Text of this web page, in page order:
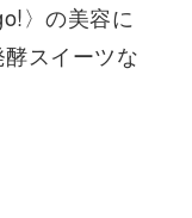
〉の美容に
スイーツな